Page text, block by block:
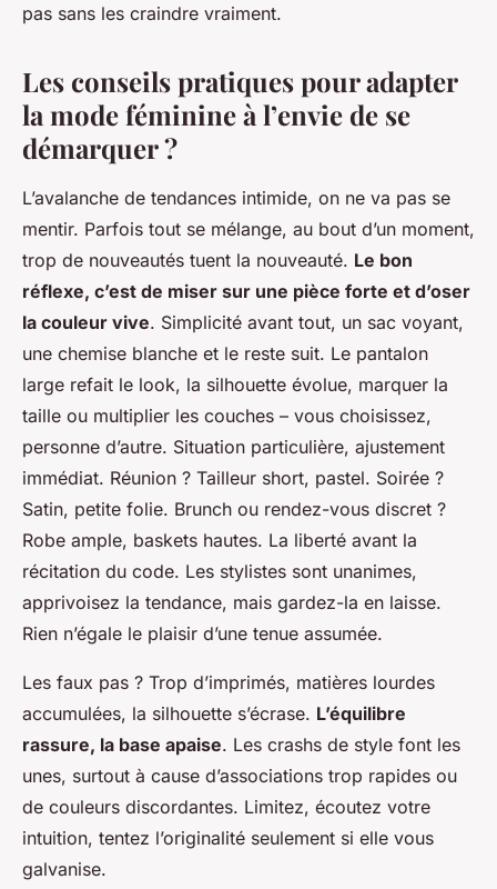
pas sans les craindre vraiment.
Les conseils pratiques pour adapter
la mode féminine à l’envie de se
démarquer ?
L’avalanche de tendances intimide, on ne va pas se
mentir. Parfois tout se mélange, au bout d’un moment,
trop de nouveautés tuent la nouveauté. Le bon
réflexe, c’est de miser sur une pièce forte et d’oser
la couleur vive. Simplicité avant tout, un sac voyant,
une chemise blanche et le reste suit. Le pantalon
large refait le look, la silhouette évolue, marquer la
taille ou multiplier les couches – vous choisissez,
personne d’autre. Situation particulière, ajustement
immédiat. Réunion ? Tailleur short, pastel. Soirée ?
Satin, petite folie. Brunch ou rendez-vous discret ?
Robe ample, baskets hautes. La liberté avant la
récitation du code. Les stylistes sont unanimes,
apprivoisez la tendance, mais gardez-la en laisse.
Rien n’égale le plaisir d’une tenue assumée.
Les faux pas ? Trop d’imprimés, matières lourdes
accumulées, la silhouette s’écrase. L’équilibre
rassure, la base apaise. Les crashs de style font les
unes, surtout à cause d’associations trop rapides ou
de couleurs discordantes. Limitez, écoutez votre
intuition, tentez l’originalité seulement si elle vous
galvanise.